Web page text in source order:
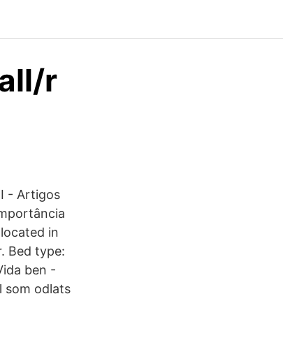
r
- Artigos
in
Bed type:
ben -
som odlats